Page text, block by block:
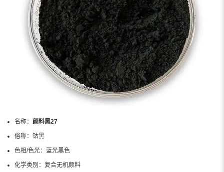
名称： 颜料黑27
俗称： 钴黑
色相/色光： 蓝光黑色
化学类别： 复合无机颜料